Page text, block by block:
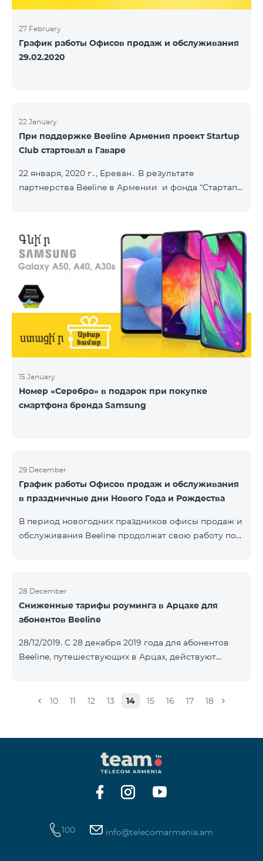
27 February
График работы Офисов продаж и обслуживания
29.02.2020
22 January
При поддержке Beeline Армения проект Startup
Club стартовал в Гаваре
22 января, 2020 г․, Ереван․ В результате
партнерства Beeline в Армении и фонда “Стартап
образовательная инициатива, цель которой –
помочь молодым людям из регионов раскрыть
свои предпринимательские способности и
повысить их социальную ответственность. Клубы
задействованы в ряде армянских общин: в
Апаране, Аштараке, Егварде, приграничных Коти,
Айгеховите, и уже в Гаваре. Гаварский кл
15 January
Номер «Серебро» в подарок при покупке
смартфона бренда Samsung
29 December
График работы Офисов продаж и обслуживания
в праздничные дни Нового Года и Рождества
В период новогодних праздников офисы продаж и
обслуживания Beeline продолжат свою работу по
2020 года.
28 December
Сниженные тарифы роуминга в Арцахе для
абонентов Beeline
28/12/2019. С 28 декабря 2019 года для абонентов
Beeline, путешествующих в Арцах, действуют
местных звонков в Арцахе - 29 драм/мин, 1 МБ
тарифов в Арцахе будет нести продолжительный
характер тарифов роуминга в Арцахе согласно
Меморандому, подписанному между
Государственной комиссией по регулированию
10 11 12 13 14 15 16 17 18
100 info@telecomarmenia.am